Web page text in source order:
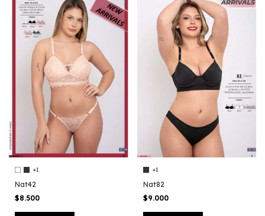
+1
Nat42
$8.500
+1
Nat82
$9.000